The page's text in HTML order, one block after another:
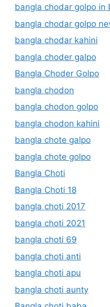
bangla chodar golpo in
bangla chodar golpo
bangla chodar kahini
bangla choder galpo
Bangla Choder Golpo
bangla chodon
bangla chodon golpo
bangla chodon kahini
bangla chote galpo
bangla chote golpo
Bangla Choti
Bangla Choti 18
bangla choti 2017
bangla choti 2021
bangla choti 69
bangla choti anti
bangla choti apu
bangla choti aunty